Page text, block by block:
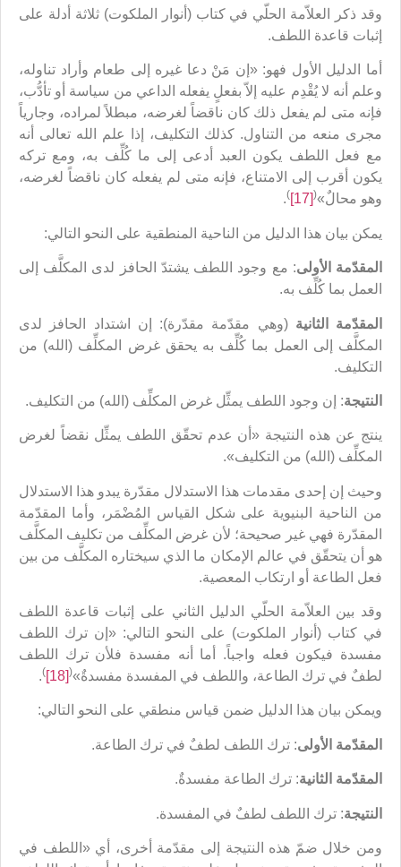
وقد ذكر العلاّمة الحلّي في كتاب (أنوار الملكوت) ثلاثة أدلة على
إثبات قاعدة اللطف.
أما الدليل الأول فهو: «إن مَنْ دعا غيره إلى طعام وأراد تناوله،
وعلم أنه لا يُقْدِم عليه إلاّ بفعلٍ يفعله الداعي من سياسة أو تأدُّب،
فإنه متى لم يفعل ذلك كان ناقضاً لغرضه، مبطلاً لمراده، وجارياً
مجرى منعه من التناول. كذلك التكليف، إذا علم الله تعالى أنه
مع فعل اللطف يكون العبد أدعى إلى ما كُلِّف به، ومع تركه
يكون أقرب إلى الامتناع، فإنه متى لم يفعله كان ناقضاً لغرضه،
وهو محالٌ»(
[17]
)
.
يمكن بيان هذا الدليل من الناحية المنطقية على النحو التالي:
المقدّمة الأولى: مع وجود اللطف يشتدّ الحافز لدى المكلَّف إلى
العمل بما كُلِّف به.
المقدّمة الثانية (وهي مقدّمة مقدّرة): إن اشتداد الحافز لدى
المكلَّف إلى العمل بما كُلِّف به يحقق غرض المكلِّف (الله) من
التكليف.
النتيجة: إن وجود اللطف يمثِّل غرض المكلِّف (الله) من التكليف.
ينتج عن هذه النتيجة «أن عدم تحقّق اللطف يمثِّل نقضاً لغرض
المكلِّف (الله) من التكليف».
وحيث إن إحدى مقدمات هذا الاستدلال مقدّرة يبدو هذا الاستدلال
من الناحية البنيوية على شكل القياس المُضْمَر، وأما المقدّمة
المقدّرة فهي غير صحيحة؛ لأن غرض المكلِّف من تكليف المكلَّف
هو أن يتحقّق في عالم الإمكان ما الذي سيختاره المكلَّف من بين
فعل الطاعة أو ارتكاب المعصية.
وقد بين العلاّمة الحلّي الدليل الثاني على إثبات قاعدة اللطف
في كتاب (أنوار الملكوت) على النحو التالي: «إن ترك اللطف
مفسدة فيكون فعله واجباً. أما أنه مفسدة فلأن ترك اللطف
لطفٌ في ترك الطاعة، واللطف في المفسدة مفسدةٌ»(
[18]
)
.
ويمكن بيان هذا الدليل ضمن قياس منطقي على النحو التالي:
المقدّمة الأولى: ترك اللطف لطفٌ في ترك الطاعة.
المقدّمة الثانية: ترك الطاعة مفسدةٌ.
النتيجة: ترك اللطف لطفٌ في المفسدة.
ومن خلال ضمّ هذه النتيجة إلى مقدّمة أخرى، أي «اللطف في